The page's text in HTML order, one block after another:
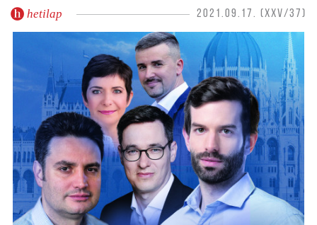
hetilap 2021.09.17. (XXV/37)